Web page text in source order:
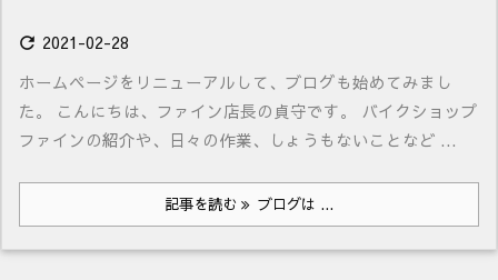
 2021-02-28
ホームページをリニューアルして、ブログも始めてみまし
た。 こんにちは、ファイン店長の貞守です。 バイクショップ
ファインの紹介や、日々の作業、しょうもないことなど ...
記事を読む ブログは ...